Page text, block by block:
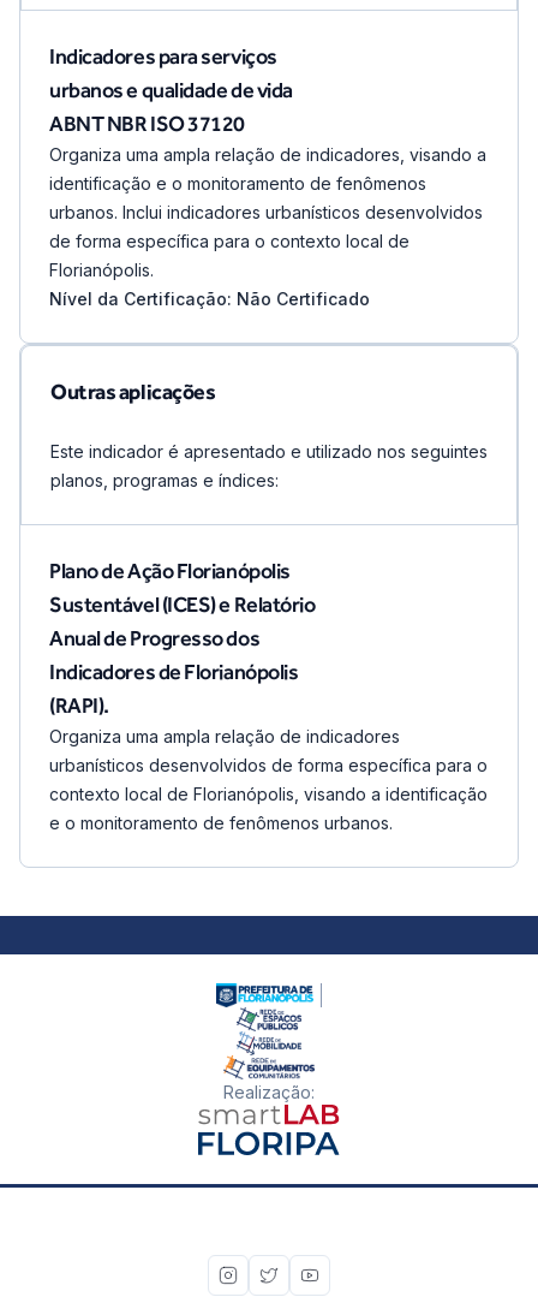
Indicadores para serviços
urbanos e qualidade de vida
ABNT NBR ISO 37120
Organiza uma ampla relação de indicadores, visando a
identificação e o monitoramento de fenômenos
urbanos. Inclui indicadores urbanísticos desenvolvidos
de forma específica para o contexto local de
Florianópolis.
Nível da Certificação: Não Certificado
Outras aplicações
Este indicador é apresentado e utilizado nos seguintes
planos, programas e índices:
Plano de Ação Florianópolis
Sustentável (ICES) e Relatório
Anual de Progresso dos
Indicadores de Florianópolis
(RAPI).
Organiza uma ampla relação de indicadores
urbanísticos desenvolvidos de forma específica para o
contexto local de Florianópolis, visando a identificação
e o monitoramento de fenômenos urbanos.
Realização: